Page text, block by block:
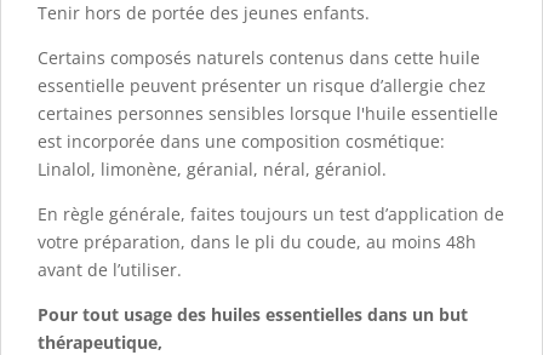
Tenir hors de portée des jeunes enfants.
Certains composés naturels contenus dans cette huile
essentielle peuvent présenter un risque d’allergie chez
certaines personnes sensibles lorsque l'huile essentielle
est incorporée dans une composition cosmétique:
Linalol, limonène, géranial, néral, géraniol.
En règle générale, faites toujours un test d’application de
votre préparation, dans le pli du coude, au moins 48h
avant de l’utiliser.
Pour tout usage des huiles essentielles dans un but
thérapeutique,